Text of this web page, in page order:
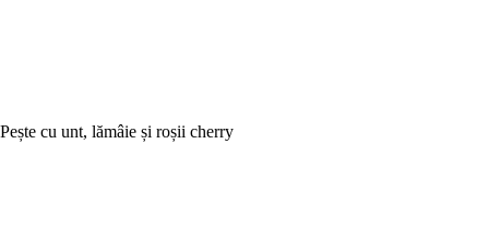
Pește cu unt, lămâie și roșii cherry